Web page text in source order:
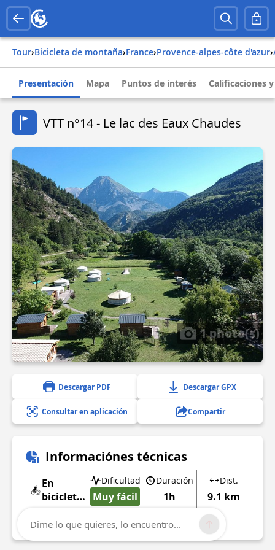
Tour› Bicicleta de montaña› france› provence-alpes-côte d'azur›
Presentación Mapa Puntos de interés Calificaciones
VTT n°14 - Le lac des Eaux Chaudes
1 photo(s)
Descargar PDF Descargar GPX
Consultar en aplicación Compartir
Informaciónes técnicas
En
bicicleta
montaña
Dificultad
Muy fácil
Duración
1h
Dist.
9.1 km
Mostrar más
Dime lo que quieres, lo encuentro...